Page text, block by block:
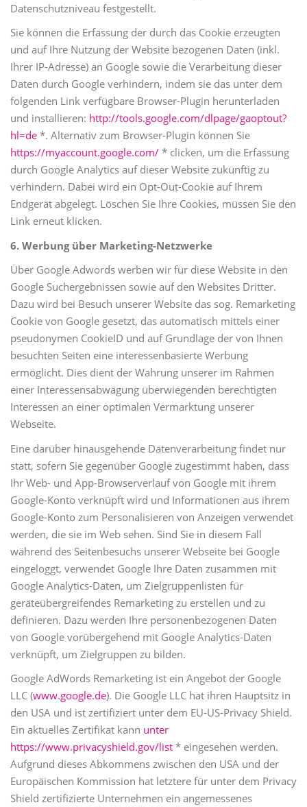
Datenschutzniveau festgestellt.
Sie können die Erfassung der durch das Cookie erzeugten
und auf Ihre Nutzung der Website bezogenen Daten (inkl.
Ihrer IP-Adresse) an Google sowie die Verarbeitung dieser
Daten durch Google verhindern, indem sie das unter dem
folgenden Link verfügbare Browser-Plugin herunterladen
und installieren: http://tools.google.com/dlpage/gaoptout?
hl=de *. Alternativ zum Browser-Plugin können Sie
https://myaccount.google.com/ * clicken, um die Erfassung
durch Google Analytics auf dieser Website zukünftig zu
verhindern. Dabei wird ein Opt-Out-Cookie auf Ihrem
Endgerät abgelegt. Löschen Sie Ihre Cookies, müssen Sie den
Link erneut klicken.
6. Werbung über Marketing-Netzwerke
Über Google Adwords werben wir für diese Website in den
Google Suchergebnissen sowie auf den Websites Dritter.
Dazu wird bei Besuch unserer Website das sog. Remarketing
Cookie von Google gesetzt, das automatisch mittels einer
pseudonymen CookieID und auf Grundlage der von Ihnen
besuchten Seiten eine interessenbasierte Werbung
ermöglicht. Dies dient der Wahrung unserer im Rahmen
einer Interessensabwägung überwiegenden berechtigten
Interessen an einer optimalen Vermarktung unserer
Webseite.
Eine darüber hinausgehende Datenverarbeitung findet nur
statt, sofern Sie gegenüber Google zugestimmt haben, dass
Ihr Web- und App-Browserverlauf von Google mit ihrem
Google-Konto verknüpft wird und Informationen aus ihrem
Google-Konto zum Personalisieren von Anzeigen verwendet
werden, die sie im Web sehen. Sind Sie in diesem Fall
während des Seitenbesuchs unserer Webseite bei Google
eingeloggt, verwendet Google Ihre Daten zusammen mit
Google Analytics-Daten, um Zielgruppenlisten für
geräteübergreifendes Remarketing zu erstellen und zu
definieren. Dazu werden Ihre personenbezogenen Daten
von Google vorübergehend mit Google Analytics-Daten
verknüpft, um Zielgruppen zu bilden.
Google AdWords Remarketing ist ein Angebot der Google
LLC (www.google.de). Die Google LLC hat ihren Hauptsitz in
den USA und ist zertifiziert unter dem EU-US-Privacy Shield.
Ein aktuelles Zertifikat kann unter
https://www.privacyshield.gov/list * eingesehen werden.
Aufgrund dieses Abkommens zwischen den USA und der
Europäischen Kommission hat letztere für unter dem Privacy
Shield zertifizierte Unternehmen ein angemessenes